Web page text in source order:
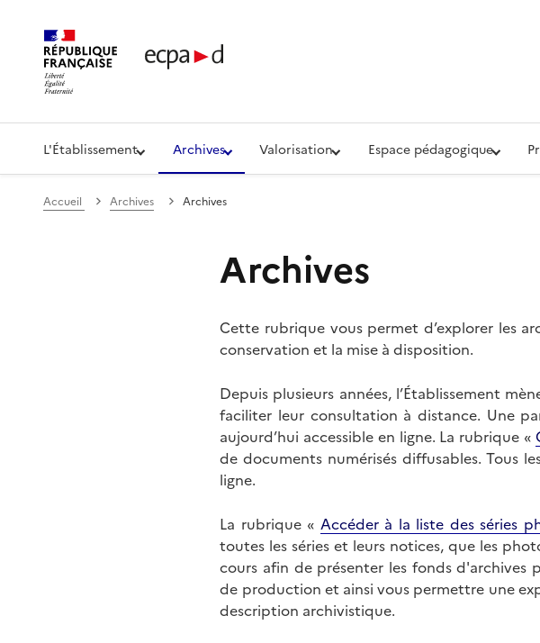
Établissement de communication et de production audiovisuelle de la
L'Établissement Archives Valorisation Espace pédagogique
Accueil Archives Archives
Archives
Cette rubrique vous permet d’explorer les
conservation et la mise à disposition.
Depuis plusieurs années, l’Établissement
faciliter leur consultation à distance. Une
aujourd’hui accessible en ligne. La rubrique «
de documents numérisés diffusables. Tous
ligne.
La rubrique « Accéder à la liste des séries
toutes les séries et leurs notices, que les
cours afin de présenter les fonds d'archives
de production et ainsi vous permettre une
description archivistique.